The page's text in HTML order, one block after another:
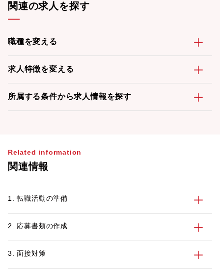
関連の求人を探す
職種を変える
求人特徴を変える
所属する条件から求人情報を探す
Related information
関連情報
1. 転職活動の準備
2. 応募書類の作成
3. 面接対策